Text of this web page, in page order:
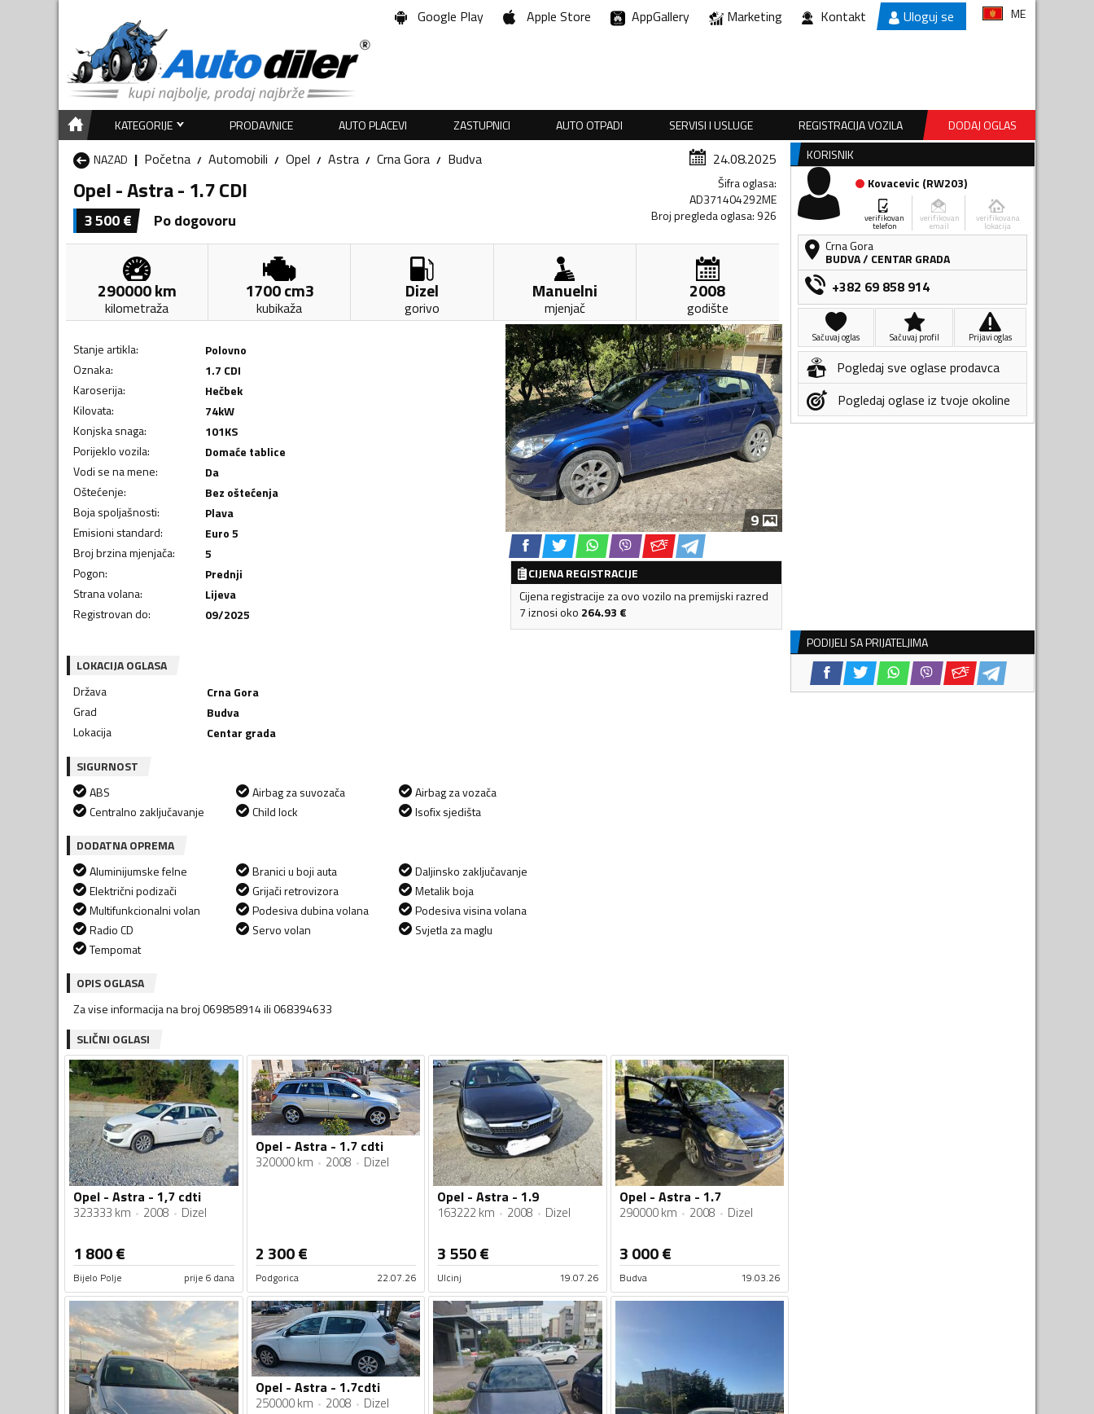
Google Play Apple Store AppGallery Marketing Kontakt Uloguj se ME
KATEGORIJE PRODAVNICE AUTO PLACEVI ZASTUPNICI AUTO OTPADI SERVISI I USLUGE REGISTRACIJA VOZILA
DODAJ OGLAS
NAZAD
Početna Automobili Opel Astra Crna Gora Budva 24.08.2025
Opel - Astra - 1.7 CDI
3 500€ Po dogovoru
Šifra oglasa:
AD371404292ME
Broj pregleda oglasa: 926
290000km
kilometraža
1700cm3
kubikaža
Dizel
gorivo
Manuelni
mjenjač
2008
godište
Stanje artikla:
Polovno
Oznaka:
1.7 CDI
Karoserija:
Hečbek
Kilovata: 74kW
Konjska snaga: 101KS
Porijeklo vozila:
Domaće tablice
Vodi se na mene:
Da
Oštećenje:
Bez oštećenja
Boja spoljašnosti:
Plava
Emisioni standard:
Euro 5
Broj brzina mjenjača:
5
Pogon:
Prednji
Strana volana:
Lijeva
Registrovan do: 09/2025
9
CIJENA REGISTRACIJE
Cijena registracije za ovo vozilo na premijski razred
7 iznosi oko 264.93 €
LOKACIJA OGLASA
Država
Crna Gora
Grad
Budva
Lokacija
Centar grada
SIGURNOST
ABS
Centralno zaključavanje
Airbag za suvozača
Child lock
Airbag za vozača
Isofix sjedišta
DODATNA OPREMA
Aluminijumske felne
Električni podizači
Multifunkcionalni volan
Radio CD
Tempomat
Branici u boji auta
Grijači retrovizora
Podesiva dubina volana
Servo volan
Daljinsko zaključavanje
Metalik boja
Podesiva visina volana
Svjetla za maglu
OPIS OGLASA
Za vise informacija na broj 069858914 ili 068394633
SLIČNI OGLASI
Opel - Astra - 1,7 cdti
323333 km 2008 Dizel
1 800€
Bijelo Polje prije 6 dana
Opel - Astra - 1.7 cdti
320000 km 2008 Dizel
2 300€
Podgorica 22.07.26
Opel - Astra - 1.9
163222 km 2008 Dizel
3 550€
Ulcinj 19.07.26
Opel - Astra - 1.7
290000 km 2008 Dizel
3 000€
Budva 19.03.26
Opel - Astra - 1.7cdti
250000 km 2008 Dizel
KORISNIK
Kovacevic (RW203)
verifikovan
telefon
verifikovan
email
verifikovana
lokacija
Crna Gora
BUDVA/ CENTAR GRADA
+382 69 858 914
Sačuvaj oglas Sačuvaj profil Prijavi oglas
Pogledaj sve oglase prodavca
Pogledaj oglase iz tvoje okoline
PODIJELI SA PRIJATELJIMA